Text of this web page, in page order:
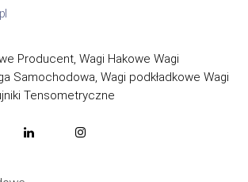
Producent, Wagi Hakowe Wagi
Samochodowa, Wagi podkładkowe Wagi
Tensometryczne